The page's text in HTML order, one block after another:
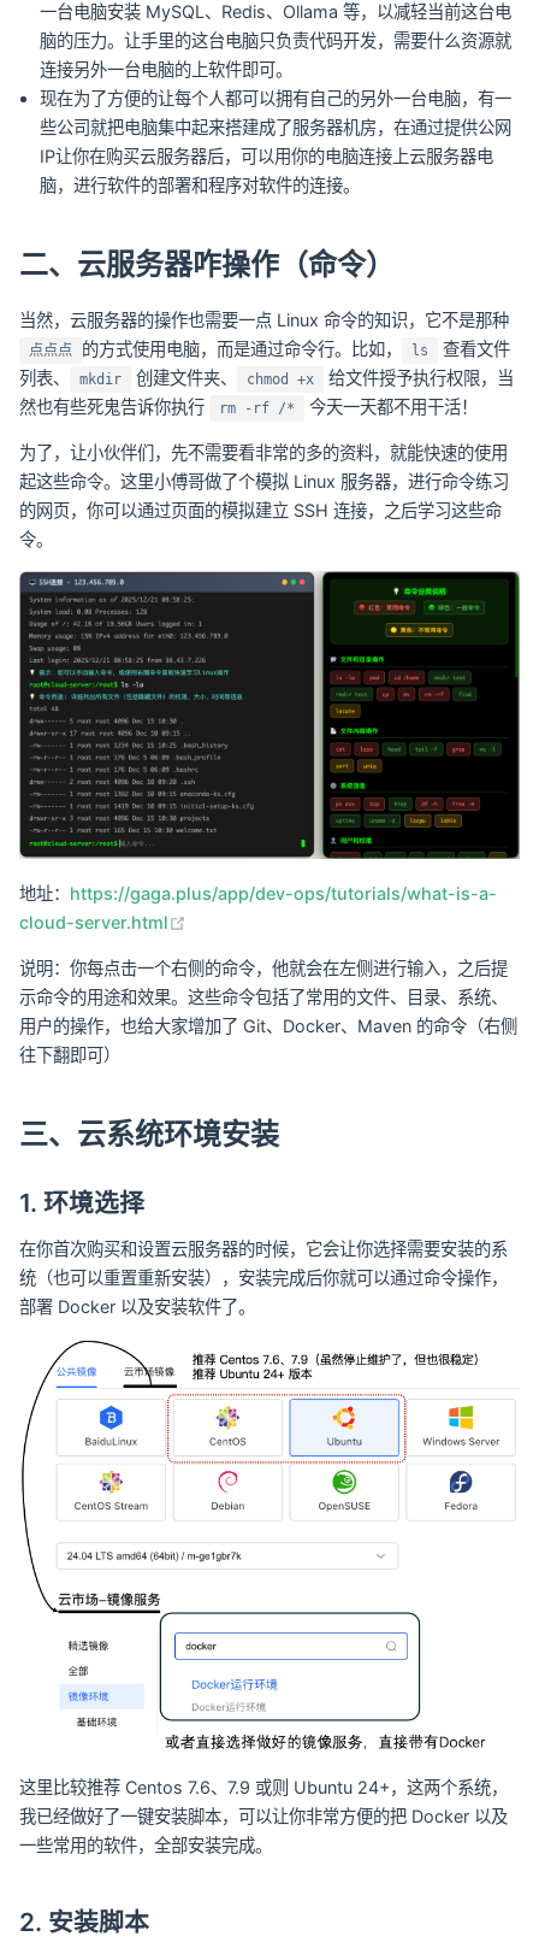
一台电脑安装 MySQL、Redis、Ollama 等，以减轻当前这台电
脑的压力。让手里的这台电脑只负责代码开发，需要什么资源就
连接另外一台电脑的上软件即可。
现在为了方便的让每个人都可以拥有自己的另外一台电脑，有一
些公司就把电脑集中起来搭建成了服务器机房，在通过提供公网
IP让你在购买云服务器后，可以用你的电脑连接上云服务器电
脑，进行软件的部署和程序对软件的连接。
二、云服务器咋操作（命令）
当然，云服务器的操作也需要一点 Linux 命令的知识，它不是那种
点点点 的方式使用电脑，而是通过命令行。比如， ls
查看文件
列表、
mkdir 创建文件夹、 chmod +x
给文件授予执行权限，当
然也有些死鬼告诉你执行
rm -rf /* 今天一天都不用干活！
为了，让小伙伴们，先不需要看非常的多的资料，就能快速的使用
起这些命令。这里小傅哥做了个模拟 Linux 服务器，进行命令练习
的网页，你可以通过页面的模拟建立 SSH 连接，之后学习这些命
令。
地址： https://gaga.plus/app/dev-ops/tutorials/what-is-a-
cloud-server.html
说明：你每点击一个右侧的命令，他就会在左侧进行输入，之后提
示命令的用途和效果。这些命令包括了常用的文件、目录、系统、
用户的操作，也给大家增加了 Git、Docker、Maven 的命令（右侧
往下翻即可）
三、云系统环境安装
1. 环境选择
在你首次购买和设置云服务器的时候，它会让你选择需要安装的系
统（也可以重置重新安装），安装完成后你就可以通过命令操作，
部署 Docker 以及安装软件了。
这里比较推荐 Centos 7.6、7.9 或则 Ubuntu 24+，这两个系统，
我已经做好了一键安装脚本，可以让你非常方便的把 Docker 以及
一些常用的软件，全部安装完成。
2. 安装脚本